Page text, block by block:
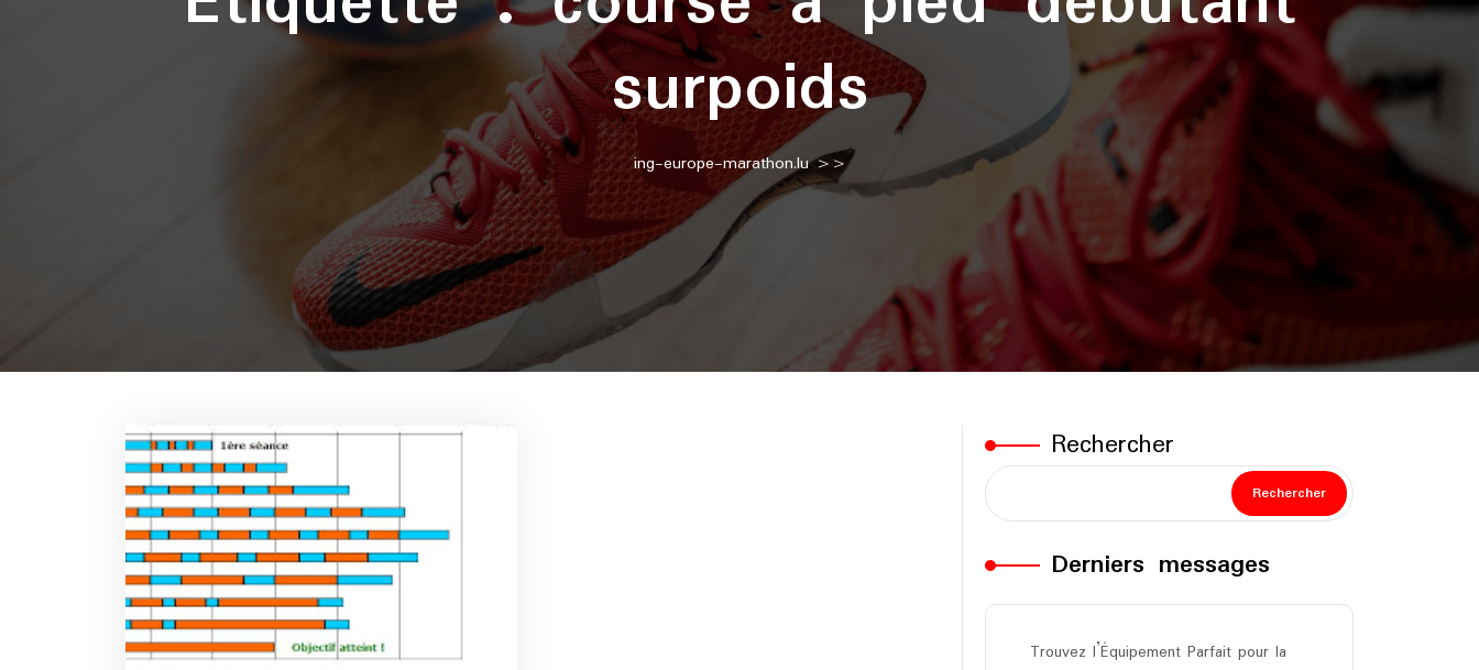
surpoids
ing-europe-marathon.lu>>
Rechercher
Rechercher
Derniers messages
Trouvez l’Équipement Parfait pour la